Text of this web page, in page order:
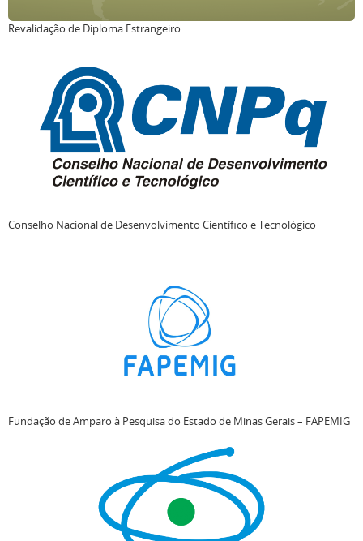
Revalidação de Diploma Estrangeiro
Conselho Nacional de Desenvolvimento Científico e Tecnológico
Fundação de Amparo à Pesquisa do Estado de Minas Gerais – FAPEMIG